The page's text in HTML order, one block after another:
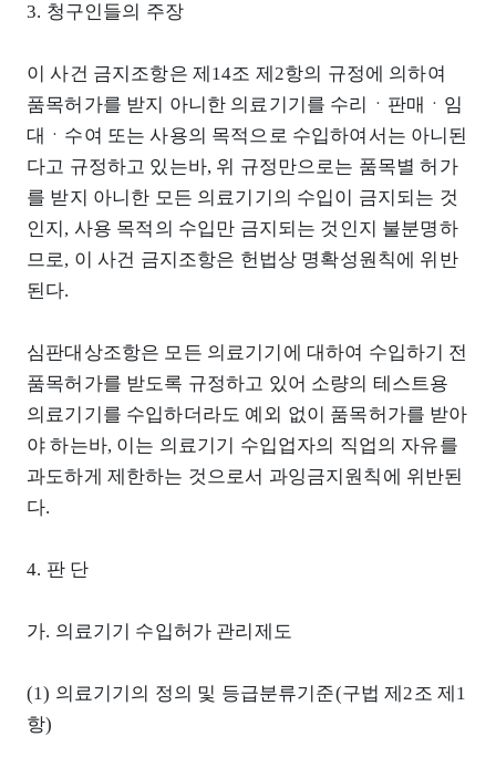
3. 청구인들의 주장
이 사건 금지조항은 제14조 제2항의 규정에 의하여
품목허가를 받지 아니한 의료기기를 수리ㆍ판매ㆍ임
대ㆍ수여 또는 사용의 목적으로 수입하여서는 아니된
다고 규정하고 있는바, 위 규정만으로는 품목별 허가
를 받지 아니한 모든 의료기기의 수입이 금지되는 것
인지, 사용 목적의 수입만 금지되는 것인지 불분명하
므로, 이 사건 금지조항은 헌법상 명확성원칙에 위반
된다.
심판대상조항은 모든 의료기기에 대하여 수입하기 전
품목허가를 받도록 규정하고 있어 소량의 테스트용
의료기기를 수입하더라도 예외 없이 품목허가를 받아
야 하는바, 이는 의료기기 수입업자의 직업의 자유를
과도하게 제한하는 것으로서 과잉금지원칙에 위반된
다.
4. 판 단
가. 의료기기 수입허가 관리제도
(1) 의료기기의 정의 및 등급분류기준(구법 제2조 제1
항)